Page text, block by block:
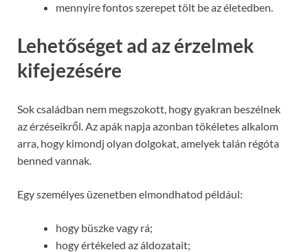
mennyire fontos szerepet tölt be az életedben.
Lehetőséget ad az érzelmek
kifejezésére
Sok családban nem megszokott, hogy gyakran beszélnek
az érzéseikről. Az apák napja azonban tökéletes alkalom
arra, hogy kimondj olyan dolgokat, amelyek talán régóta
benned vannak.
Egy személyes üzenetben elmondhatod például:
hogy büszke vagy rá;
hogy értékeled az áldozatait;